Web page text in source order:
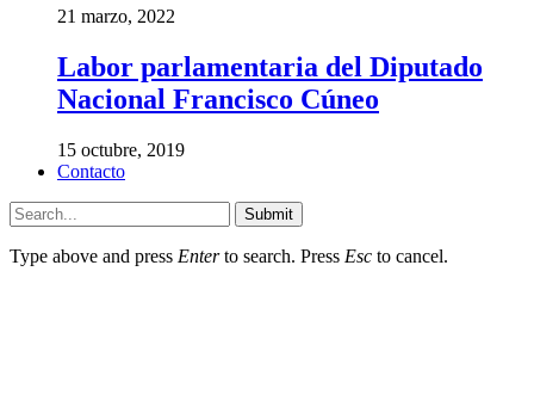
21 marzo, 2022
Labor parlamentaria del Diputado
Nacional Francisco Cúneo
15 octubre, 2019
Contacto
Submit
Type above and press Enterto search. Press Esc to cancel.